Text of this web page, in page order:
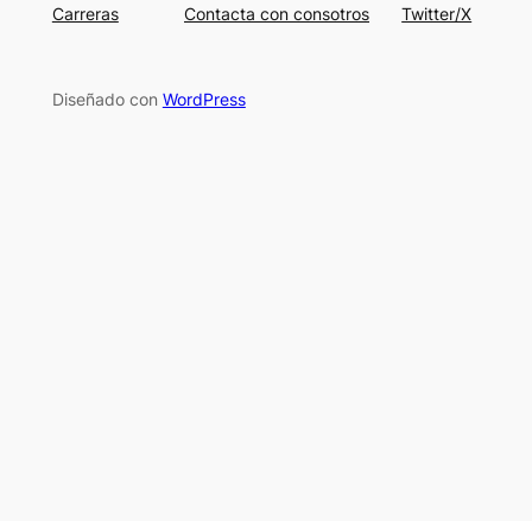
Carreras
Contacta con consotros
Twitter/X
Diseñado con WordPress